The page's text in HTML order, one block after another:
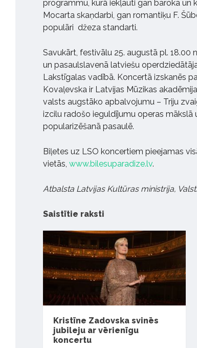
programmu, kurā iekļauti gan baroka un
Mocarta skaņdarbi, gan romantiķu F.
populāri džeza standarti.
Savukārt, festivālu 25. augustā pl. 18.00
un pasaulslavenā latviešu
Lakstīgalas vadībā. Koncertā izskanēs
Kovaļevska ir Latvijas Mūzikas
valsts augstāko apbalvojumu – Triju
izcilu radošo ieguldījumu operas mākslā
popularizēšanā pasaulē.
Biļetes uz LSO koncertiem pieejamas
vietās, www.bilesuparadize.lv.
Atbalsta Latvijas Kultūras ministrija,
Saistītie raksti
Kristīne Zadovska svinēs
jubileju ar vērienīgu
koncertu